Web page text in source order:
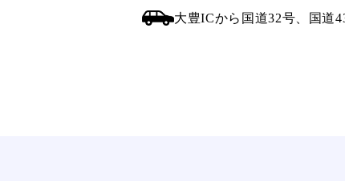
大豊ICから国道32号、国道